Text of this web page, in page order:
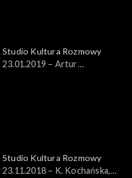
Studio Kultura Rozmowy
23.01.2019 – Artur
Studio Kultura Rozmowy
23.11.2018 – K. Kochańska,